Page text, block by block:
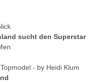
sucht den Superstar
- by Heidi Klum